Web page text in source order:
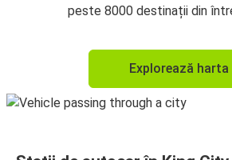
peste 8000 destinații din
Explorează harta